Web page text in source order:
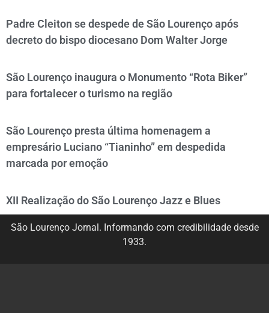
Padre Cleiton se despede de São Lourenço após
decreto do bispo diocesano Dom Walter Jorge
São Lourenço inaugura o Monumento “Rota Biker”
para fortalecer o turismo na região
São Lourenço presta última homenagem a
empresário Luciano “Tianinho” em despedida
marcada por emoção
XII Realização do São Lourenço Jazz e Blues
São Lourenço Jornal. Informando com credibilidade desde
1933.